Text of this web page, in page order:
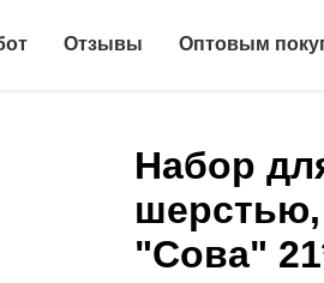
Отзывы Оптовым
Набор
шерстью,
"Сова"